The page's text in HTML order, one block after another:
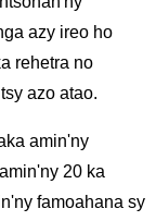
azy ireo ho
rehetra no
azo atao.
amin'ny
20 ka
famoahana sy